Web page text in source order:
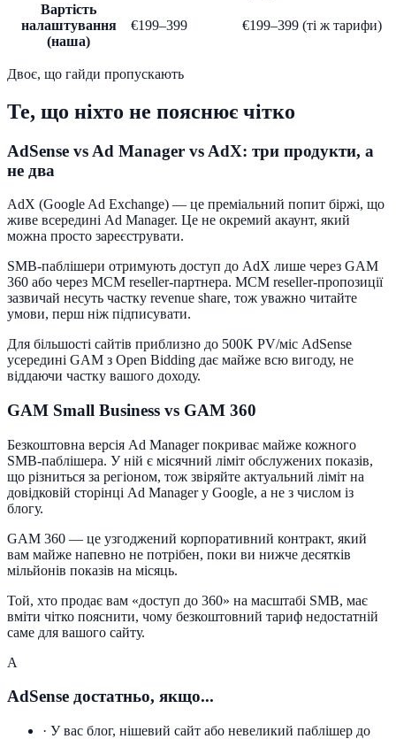
Вартість
налаштування
(наша)
€199–399 €199–399 (ті ж тарифи)
Двоє, що гайди пропускають
Те, що ніхто не пояснює чітко
AdSense vs Ad Manager vs AdX: три продукти, а
не два
AdX (Google Ad Exchange) — це преміальний попит біржі, що
живе всередині Ad Manager. Це не окремий акаунт, який
можна просто зареєструвати.
SMB-паблішери отримують доступ до AdX лише через GAM
360 або через MCM reseller-партнера. MCM reseller-пропозиції
зазвичай несуть частку revenue share, тож уважно читайте
умови, перш ніж підписувати.
Для більшості сайтів приблизно до 500K PV/міс AdSense
усередині GAM з Open Bidding дає майже всю вигоду, не
віддаючи частку вашого доходу.
GAM Small Business vs GAM 360
Безкоштовна версія Ad Manager покриває майже кожного
SMB-паблішера. У ній є місячний ліміт обслужених показів,
що різниться за регіоном, тож звіряйте актуальний ліміт на
довідковій сторінці Ad Manager у Google, а не з числом із
блогу.
GAM 360 — це узгоджений корпоративний контракт, який
вам майже напевно не потрібен, поки ви нижче десятків
мільйонів показів на місяць.
Той, хто продає вам «доступ до 360» на масштабі SMB, має
вміти чітко пояснити, чому безкоштовний тариф недостатній
саме для вашого сайту.
A
AdSense достатньо, якщо...
· У вас блог, нішевий сайт або невеликий паблішер до